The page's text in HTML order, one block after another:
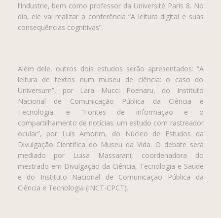
l’Industrie, bem como professor da Université Paris 8. No
dia, ele vai realizar a conferência “A leitura digital e suas
consequências cognitivas”.
Além dele, outros dois estudos serão apresentados: “A
leitura de textos num museu de ciência: o caso do
Universum”, por Lara Mucci Poenaru, do Instituto
Nacional de Comunicação Pública da Ciência e
Tecnologia, e “Fontes de informação e o
compartilhamento de notícias: um estudo com rastreador
ocular”, por Luís Amorim, do Núcleo de Estudos da
Divulgação Científica do Museu da Vida. O debate será
mediado por Luisa Massarani, coordenadora do
mestrado em Divulgação da Ciência, Tecnologia e Saúde
e do Instituto Nacional de Comunicação Pública da
Ciência e Tecnologia (INCT-CPCT).